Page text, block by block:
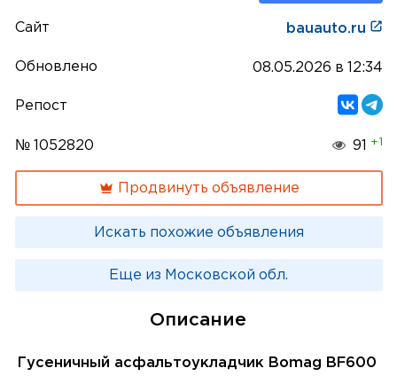
Сайт bauauto.ru
Обновлено 08.05.2026 в 12:34
Репост
№ 1052820 91 +1
Продвинуть объявление
Искать похожие объявления
Еще из Московской обл.
Описание
Гусеничный асфальтоукладчик Bomag BF600